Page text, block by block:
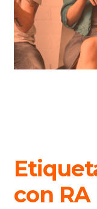
con RA